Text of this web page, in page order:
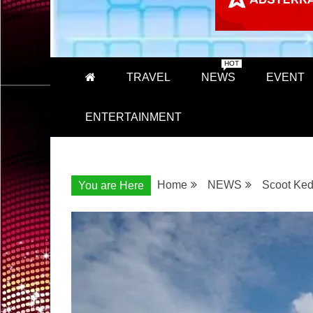
TRAVEL NEWS
HOT
EVENT
ENTERTAINMENT
You are Here Home NEWS Scoot